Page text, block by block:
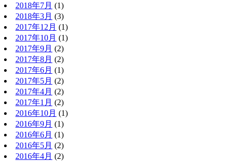
2018年7月 (1)
2018年3月 (3)
2017年12月 (1)
2017年10月 (1)
2017年9月 (2)
2017年8月 (2)
2017年6月 (1)
2017年5月 (2)
2017年4月 (2)
2017年1月 (2)
2016年10月 (1)
2016年9月 (1)
2016年6月 (1)
2016年5月 (2)
2016年4月 (2)